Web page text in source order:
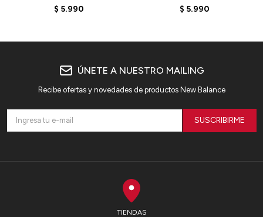
CT302RS - SEA SALT
$ 5.990
CT302CTB - ELD
$ 5.990
TIENDAS
ÚNETE A NUESTRO MAILING
Recibe ofertas y novedades de productos New Balance
SUSCRIBIRME